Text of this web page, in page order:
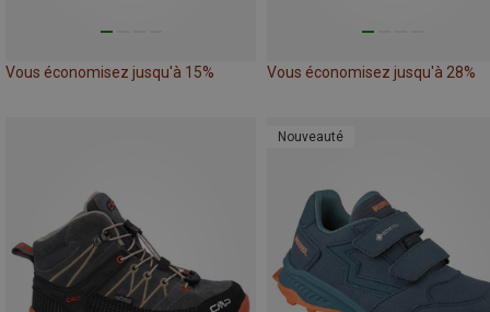
Vous économisez jusqu'à 15% Vous économisez jusqu'à 28%
Nouveauté